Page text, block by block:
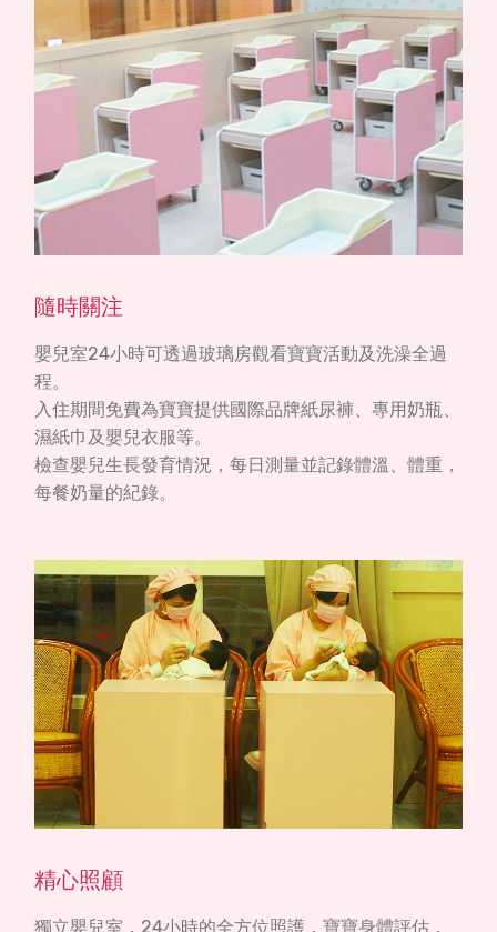
隨時關注
嬰兒室24小時可透過玻璃房觀看寶寶活動及洗澡全過
程。
入住期間免費為寶寶提供國際品牌紙尿褲、專用奶瓶、
濕紙巾及嬰兒衣服等。
檢查嬰兒生長發育情況，每日測量並記錄體溫、體重，
每餐奶量的紀錄。
精心照顧
獨立嬰兒室，24小時的全方位照護，寶寶身體評估，